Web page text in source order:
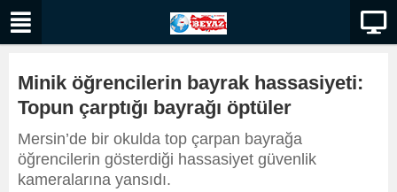
Minik öğrencilerin bayrak hassasiyeti:
Topun çarptığı bayrağı öptüler
Mersin’de bir okulda top çarpan bayrağa
öğrencilerin gösterdiği hassasiyet güvenlik
kameralarına yansıdı.